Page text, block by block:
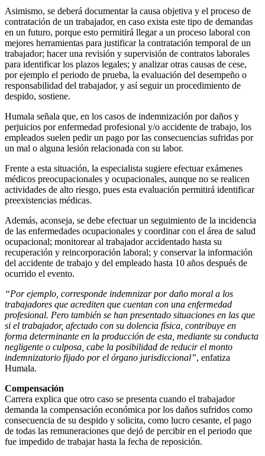
Asimismo, se deberá documentar la causa objetiva y el proceso de
contratación de un trabajador, en caso exista este tipo de demandas
en un futuro, porque esto permitirá llegar a un proceso laboral con
mejores herramientas para justificar la contratación temporal de un
trabajador; hacer una revisión y supervisión de contratos laborales
para identificar los plazos legales; y analizar otras causas de cese,
por ejemplo el periodo de prueba, la evaluación del desempeño o
responsabilidad del trabajador, y así seguir un procedimiento de
despido, sostiene.
Humala señala que, en los casos de indemnización por daños y
perjuicios por enfermedad profesional y/o accidente de trabajo, los
empleados suelen pedir un pago por las consecuencias sufridas por
un mal o alguna lesión relacionada con su labor.
Frente a esta situación, la especialista sugiere efectuar exámenes
médicos preocupacionales y ocupacionales, aunque no se realicen
actividades de alto riesgo, pues esta evaluación permitirá identificar
preexistencias médicas.
Además, aconseja, se debe efectuar un seguimiento de la incidencia
de las enfermedades ocupacionales y coordinar con el área de salud
ocupacional; monitorear al trabajador accidentado hasta su
recuperación y reincorporación laboral; y conservar la información
del accidente de trabajo y del empleado hasta 10 años después de
ocurrido el evento.
“Por ejemplo, corresponde indemnizar por daño moral a los
trabajadores que acrediten que cuentan con una enfermedad
profesional. Pero también se han presentado situaciones en las que
si el trabajador, afectado con su dolencia física, contribuye en
forma determinante en la producción de esta, mediante su conducta
negligente o culposa, cabe la posibilidad de reducir el monto
indemnizatorio fijado por el órgano jurisdiccional”, enfatiza
Humala.
Compensación
Carrera explica que otro caso se presenta cuando el trabajador
demanda la compensación económica por los daños sufridos como
consecuencia de su despido y solicita, como lucro cesante, el pago
de todas las remuneraciones que dejó de percibir en el periodo que
fue impedido de trabajar hasta la fecha de reposición.